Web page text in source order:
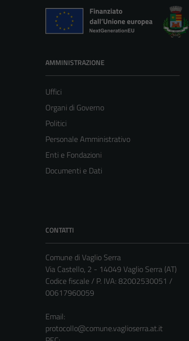
AMMINISTRAZIONE
Uffici
Organi di Governo
Politici
Personale Amministrativo
Enti e Fondazioni
Documenti e Dati
CONTATTI
Comune di Vaglio Serra
Via Castello, 2 - 14049 Vaglio Serra (AT)
Codice fiscale / P. IVA: 82002530051 /
00617960059
Email:
protocollo@comune.vaglioserra.at.it